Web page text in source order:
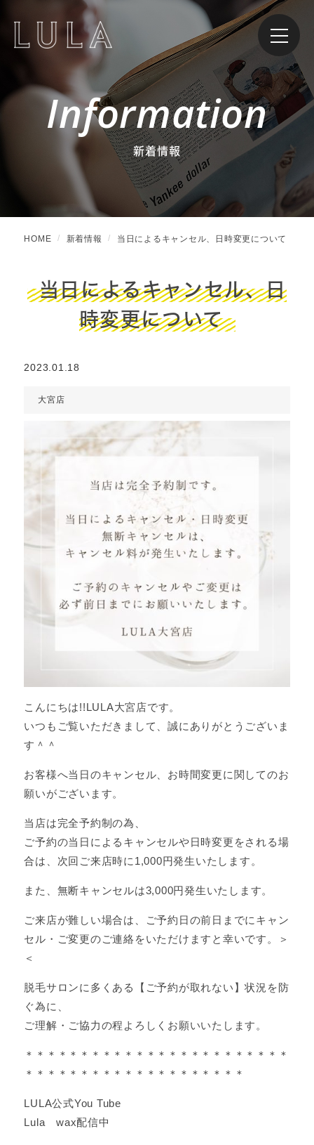
Information
新着情報
HOME 新着情報 当日によるキャンセル、日時変更について
当日によるキャンセル、日
時変更について
2023.01.18
大宮店
こんにちは!!LULA大宮店です。
いつもご覧いただきまして、誠にありがとうございま
す＾＾
お客様へ当日のキャンセル、お時間変更に関してのお
願いがございます。
当店は完全予約制の為、
ご予約の当日によるキャンセルや日時変更をされる場
合は、次回ご来店時に1,000円発生いたします。
また、無断キャンセルは3,000円発生いたします。
ご来店が難しい場合は、ご予約日の前日までにキャン
セル・ご変更のご連絡をいただけますと幸いです。＞
＜
脱毛サロンに多くある【ご予約が取れない】状況を防
ぐ為に、
ご理解・ご協力の程よろしくお願いいたします。
＊＊＊＊＊＊＊＊＊＊＊＊＊＊＊＊＊＊＊＊＊＊＊＊
＊＊＊＊＊＊＊＊＊＊＊＊＊＊＊＊＊＊＊＊
LULA公式You Tube
Lula wax配信中